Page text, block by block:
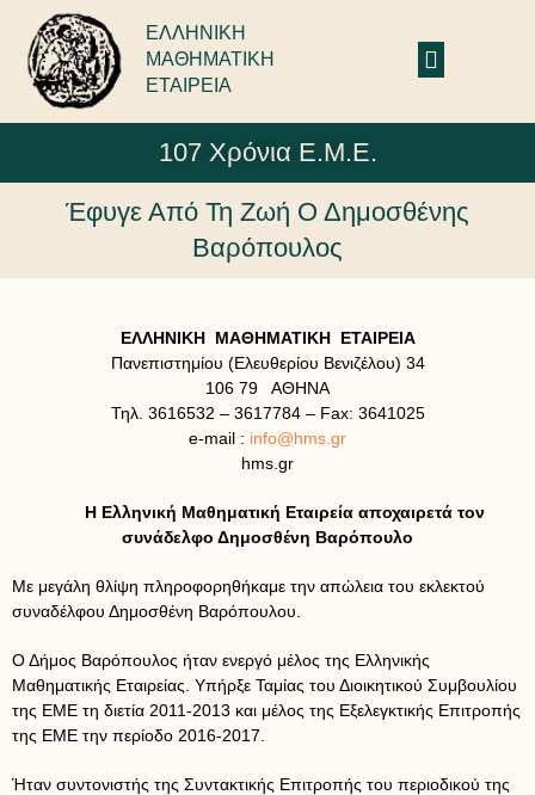
ΕΛΛΗΝΙΚΗ
ΜΑΘΗΜΑΤΙΚΗ
ΕΤΑΙΡΕΙΑ
107 Χρόνια Ε.Μ.Ε.
Έφυγε Από Τη Ζωή Ο Δημοσθένης
Βαρόπουλος
ΕΛΛΗΝΙΚΗ ΜΑΘΗΜΑΤΙΚΗ ΕΤΑΙΡΕΙΑ
Πανεπιστημίου (Ελευθερίου Βενιζέλου) 34
106 79 ΑΘΗΝΑ
Τηλ. 3616532 – 3617784 – Fax: 3641025
e-mail : info@hms.gr
hms.gr
Η Ελληνική Μαθηματική Εταιρεία αποχαιρετά τον
συνάδελφο Δημοσθένη Βαρόπουλο
Με μεγάλη θλίψη πληροφορηθήκαμε την απώλεια του εκλεκτού
συναδέλφου Δημοσθένη Βαρόπουλου.
Ο Δήμος Βαρόπουλος ήταν ενεργό μέλος της Ελληνικής
Μαθηματικής Εταιρείας. Υπήρξε Ταμίας του Διοικητικού Συμβουλίου
της ΕΜΕ τη διετία 2011-2013 και μέλος της Εξελεγκτικής Επιτροπής
της ΕΜΕ την περίοδο 2016-2017.
Ήταν συντονιστής της Συντακτικής Επιτροπής του περιοδικού της